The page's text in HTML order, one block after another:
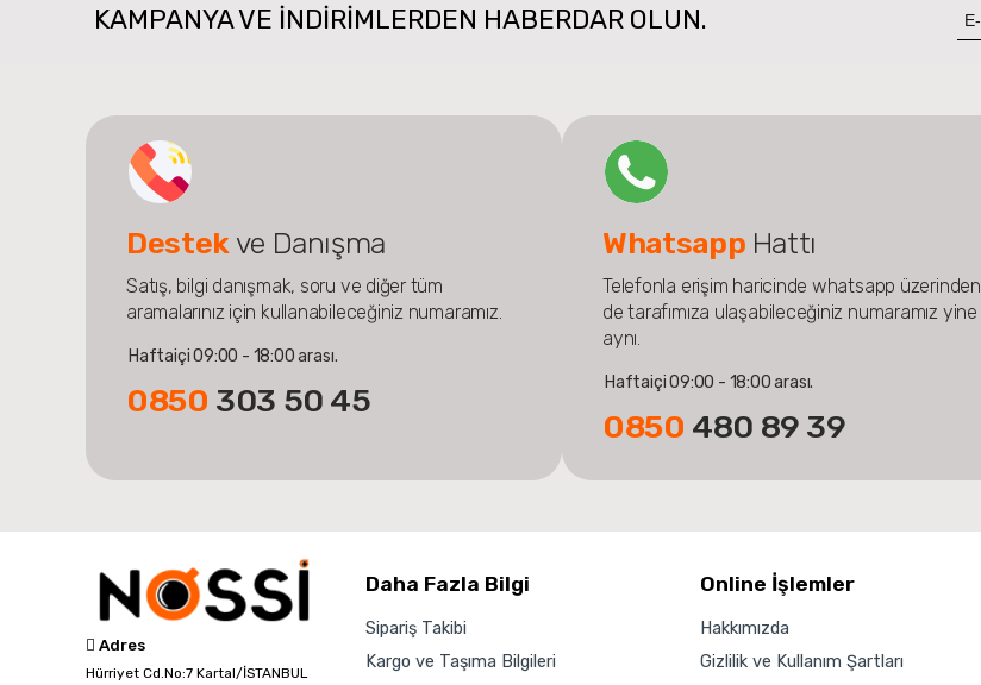
KAMPANYA VE INDIRIMLERDEN HABERDAR OLUN.
Destekve Danışma
Satış, bilgi danışmak, soru ve diğer tüm
aramalarınız için kullanabileceğiniz numaramız.
Haftaiçi 09:00 - 18:00 arası.
0850 303 50 45
Whatsapp Hattı
Telefonla erişim haricinde whatsapp üzerinden
de tarafımıza ulaşabileceğiniz numaramız yine
aynı.
Haftaiçi 09:00 - 18:00 arası.
0850 480 89 39
Adres
Hürriyet Cd.No:7 Kartal/İSTANBUL
Daha Fazla Bilgi
Sipariş Takibi
Kargo ve Taşıma Bilgileri
Online İşlemler
Hakkımızda
Gizlilik ve Kullanım Şartları